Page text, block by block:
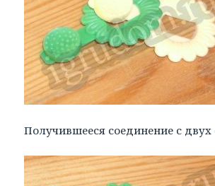
Получившееся соединение с двух